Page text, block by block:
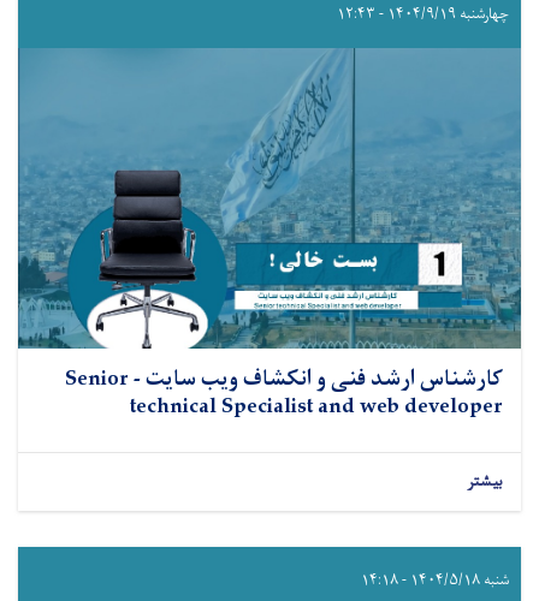
چهارشنبه ۱۴۰۴/۹/۱۹ - ۱۲:۴۳
کارشناس ارشد فنی و انکشاف ویب سایت - Senior
technical Specialist and web developer
بیشتر
شنبه ۱۴۰۴/۵/۱۸ - ۱۴:۱۸